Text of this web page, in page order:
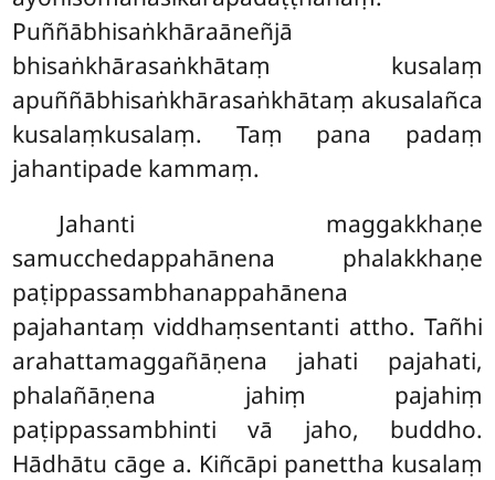
Puññābhisaṅkhāraāneñjā
bhisaṅkhārasaṅkhātaṃ kusalaṃ
apuññābhisaṅkhārasaṅkhātaṃ akusalañca
kusalaṃkusalaṃ. Taṃ pana padaṃ
jahantipade kammaṃ.
Jahanti maggakkhaṇe
samucchedappahānena phalakkhaṇe
paṭippassambhanappahānena
pajahantaṃ viddhaṃsentanti attho. Tañhi
arahattamaggañāṇena jahati pajahati,
phalañāṇena jahiṃ pajahiṃ
paṭippassambhinti vā jaho, buddho.
Hādhātu cāge a. Kiñcāpi panettha kusalaṃ